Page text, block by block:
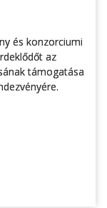
és konzorciumi
az
támogatása